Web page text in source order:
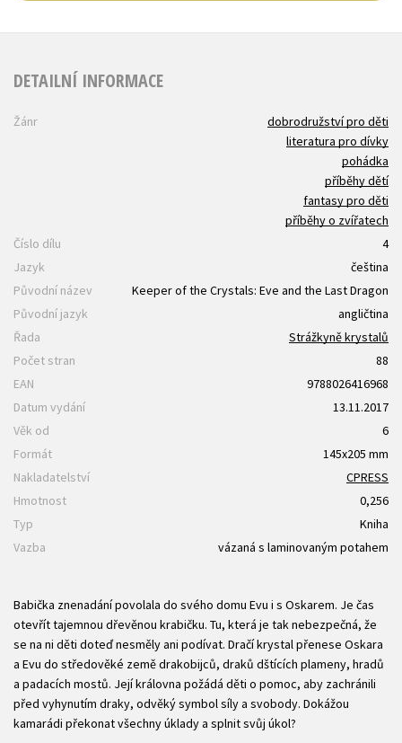
DETAILNÍ INFORMACE
Žánr
dobrodružství pro děti
literatura pro dívky
pohádka
příběhy dětí
fantasy pro děti
příběhy o zvířatech
Číslo dílu
4
Jazyk
čeština
Původní název
Keeper of the Crystals: Eve and the Last Dragon
Původní jazyk
angličtina
Řada
Strážkyně krystalů
Počet stran
88
EAN
9788026416968
Datum vydání
13.11.2017
Věk od
6
Formát
145x205 mm
Nakladatelství
CPRESS
Hmotnost
0,256
Typ
Kniha
Vazba
vázaná s laminovaným potahem
Babička znenadání povolala do svého domu Evu i s Oskarem. Je čas
otevřít tajemnou dřevěnou krabičku. Tu, která je tak nebezpečná, že
se na ni děti doteď nesměly ani podívat. Dračí krystal přenese Oskara
a Evu do středověké země drakobijců, draků dštících plameny, hradů
a padacích mostů. Její královna požádá děti o pomoc, aby zachránili
před vyhynutím draky, odvěký symbol síly a svobody. Dokážou
kamarádi překonat všechny úklady a splnit svůj úkol?